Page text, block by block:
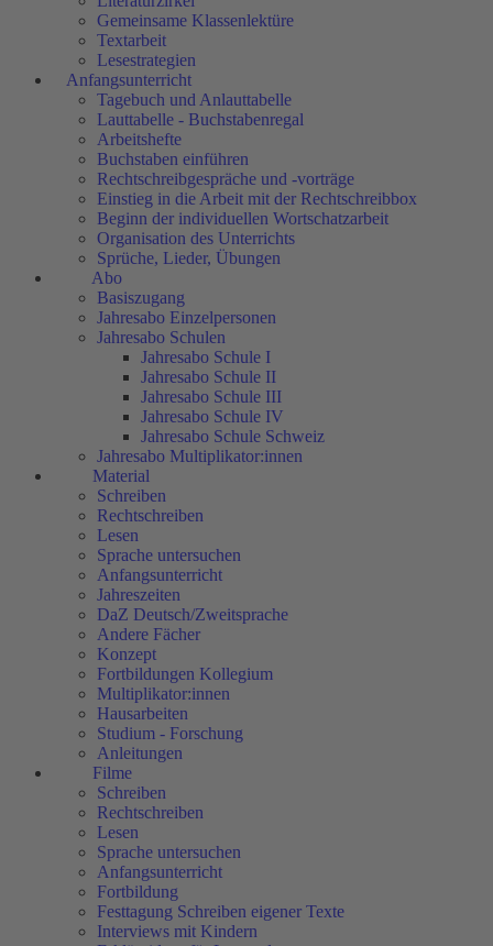
Gemeinsame Klassenlektüre
Textarbeit
Lesestrategien
Anfangsunterricht
Tagebuch und Anlauttabelle
Lauttabelle - Buchstabenregal
Arbeitshefte
Buchstaben einführen
Rechtschreibgespräche und -vorträge
Einstieg in die Arbeit mit der Rechtschreibbox
Beginn der individuellen Wortschatzarbeit
Organisation des Unterrichts
Sprüche, Lieder, Übungen
Abo
Basiszugang
Jahresabo Einzelpersonen
Jahresabo Schulen
Jahresabo Schule I
Jahresabo Schule II
Jahresabo Schule III
Jahresabo Schule IV
Jahresabo Schule Schweiz
Jahresabo Multiplikator:innen
Material
Schreiben
Rechtschreiben
Lesen
Sprache untersuchen
Anfangsunterricht
Jahreszeiten
DaZ Deutsch/Zweitsprache
Andere Fächer
Konzept
Fortbildungen Kollegium
Multiplikator:innen
Hausarbeiten
Studium - Forschung
Anleitungen
Filme
Schreiben
Rechtschreiben
Lesen
Sprache untersuchen
Anfangsunterricht
Fortbildung
Festtagung Schreiben eigener Texte
Interviews mit Kindern